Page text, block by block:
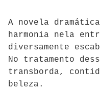
A novela
harmonia nela
diversamente
No tratamento
transborda,
beleza.